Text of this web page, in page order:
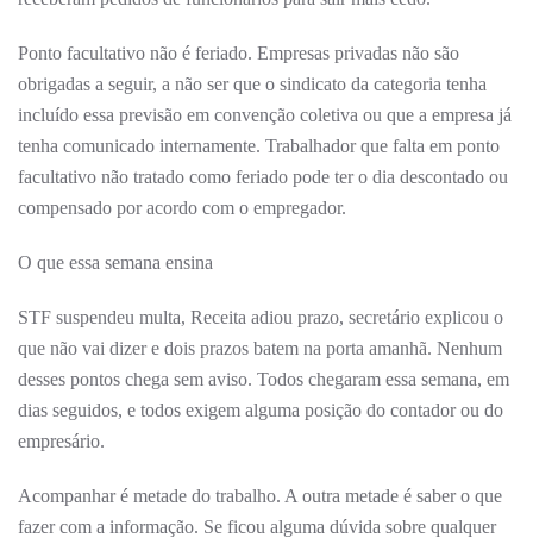
Ponto facultativo não é feriado. Empresas privadas não são
obrigadas a seguir, a não ser que o sindicato da categoria tenha
incluído essa previsão em convenção coletiva ou que a empresa já
tenha comunicado internamente. Trabalhador que falta em ponto
facultativo não tratado como feriado pode ter o dia descontado ou
compensado por acordo com o empregador.
O que essa semana ensina
STF suspendeu multa, Receita adiou prazo, secretário explicou o
que não vai dizer e dois prazos batem na porta amanhã. Nenhum
desses pontos chega sem aviso. Todos chegaram essa semana, em
dias seguidos, e todos exigem alguma posição do contador ou do
empresário.
Acompanhar é metade do trabalho. A outra metade é saber o que
fazer com a informação. Se ficou alguma dúvida sobre qualquer